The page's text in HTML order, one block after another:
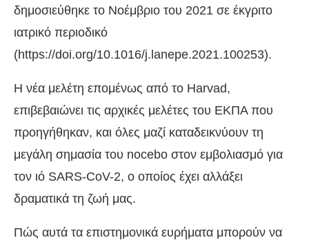
δημοσιεύθηκε το Νοέμβριο του 2021 σε έκγριτο
ιατρικό περιοδικό
(https://doi.org/10.1016/j.lanepe.2021.100253).
Η νέα μελέτη επομένως από το Harvad,
επιβεβαιώνει τις αρχικές μελέτες του ΕΚΠΑ που
προηγήθηκαν, και όλες μαζί καταδεικνύουν τη
μεγάλη σημασία του nocebo στον εμβολιασμό για
τον ιό SARS-CoV-2, ο οποίος έχει αλλάξει
δραματικά τη ζωή μας.
Πώς αυτά τα επιστημονικά ευρήματα μπορούν να